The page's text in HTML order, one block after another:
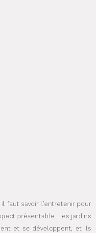
faut savoir l’entretenir pour
présentable. Les jardins
et se développent, et ils